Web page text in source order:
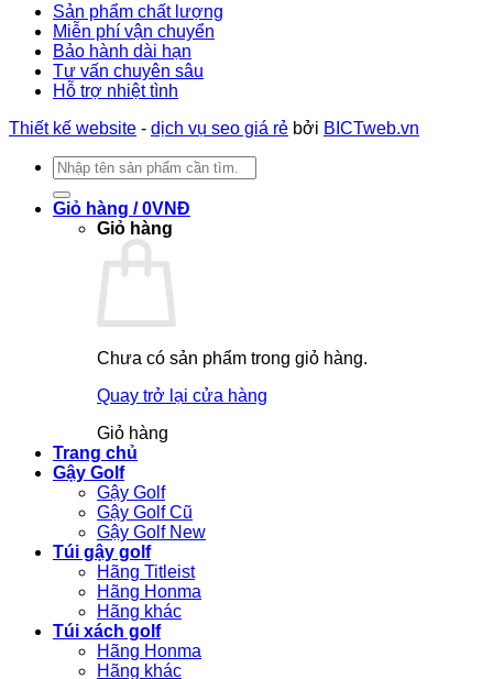
Sản phẩm chất lượng
Miễn phí vận chuyển
Bảo hành dài hạn
Tư vấn chuyên sâu
Hỗ trợ nhiệt tình
Thiết kế website - dịch vụ seo giá rẻ bởi BICTweb.vn
Tìm
kiếm:
Giỏ hàng /0VNĐ
Giỏ hàng
Chưa có sản phẩm trong giỏ hàng.
Quay trở lại cửa hàng
Giỏ hàng
Trang chủ
Gậy Golf
Gậy Golf
Gậy Golf Cũ
Gậy Golf New
Túi gậy golf
Hãng Titleist
Hãng Honma
Hãng khác
Túi xách golf
Hãng Honma
Hãng khác